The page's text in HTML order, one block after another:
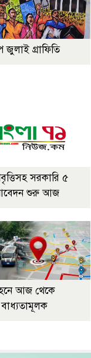
গ্রাফিতি
সরকারি ৫
শুরু আজ
আজ থেকে